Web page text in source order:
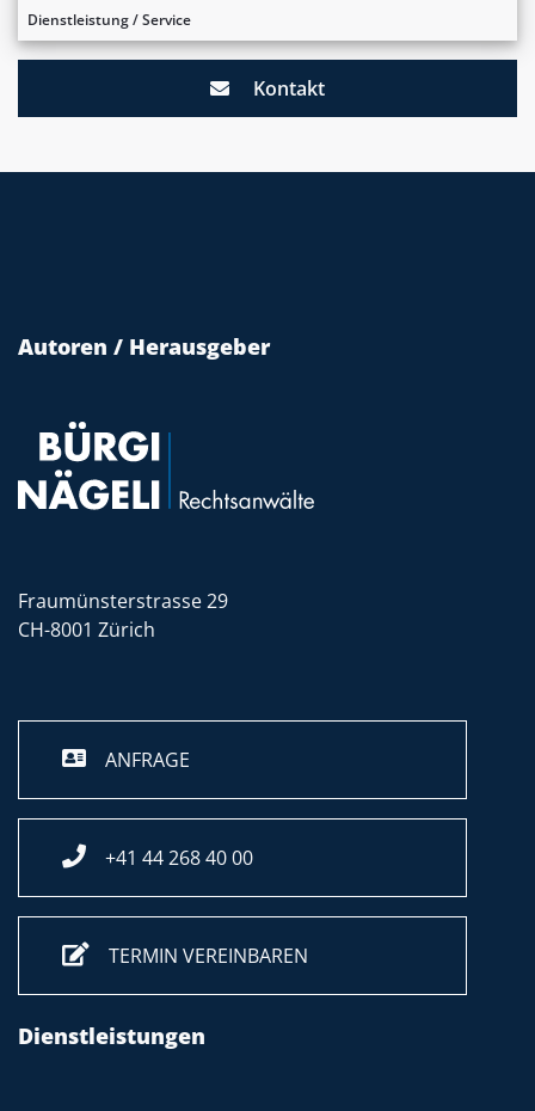
Dienstleistung / Service
Kontakt
Autoren / Herausgeber
Fraumünsterstrasse 29
CH-8001 Zürich
ANFRAGE
+41 44 268 40 00
TERMIN VEREINBAREN
Dienstleistungen